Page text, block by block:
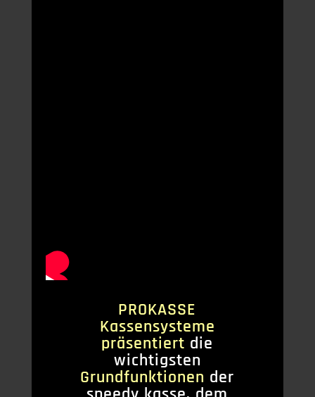
PROKASSE
Kassensysteme
präsentiert die
wichtigsten
Grundfunktionen der